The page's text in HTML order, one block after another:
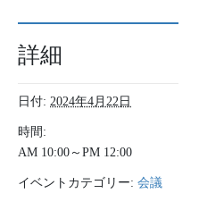
詳細
日付: 2024年4月22日
時間:
AM 10:00～PM 12:00
イベントカテゴリー: 会議